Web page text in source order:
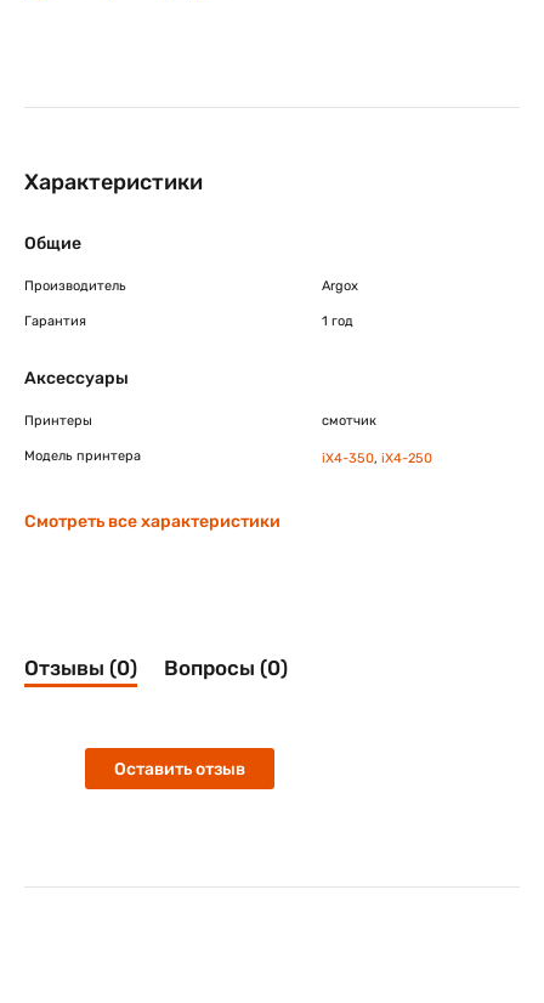
Характеристики
Общие
Производитель Argox
Гарантия 1 год
Аксессуары
Принтеры смотчик
Модель принтера iX4-350, iX4-250
Смотреть все характеристики
Отзывы (0) Вопросы (0)
Оставить отзыв